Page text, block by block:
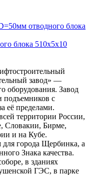
блока 510х5х10
завод» —
оборудования. Завод
подъемников с
её пределами.
территории России,
Словакии, Бирме,
и на Кубе.
города Щербинка, а
Знака качества.
в зданиях
ГЭС, в парке